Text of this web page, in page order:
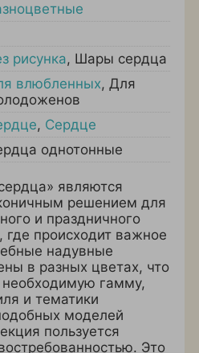
рисунка, Шары сердца
влюбленных, Для
, Сердце
однотонные
являются
решением для
и праздничного
происходит важное
надувные
в разных цветах, что
необходимую гамму,
и тематики
моделей
пользуется
Это